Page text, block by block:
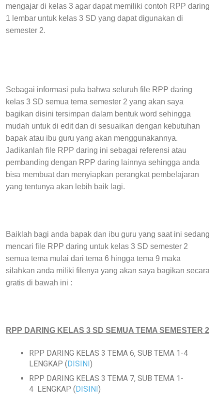
mengajar di kelas 3 agar dapat memiliki contoh RPP daring
1 lembar untuk kelas 3 SD yang dapat digunakan di
semester 2.
Sebagai informasi pula bahwa seluruh file RPP daring
kelas 3 SD semua tema semester 2 yang akan saya
bagikan disini tersimpan dalam bentuk word sehingga
mudah untuk di edit dan di sesuaikan dengan kebutuhan
bapak atau ibu guru yang akan menggunakannya.
Jadikanlah file RPP daring ini sebagai referensi atau
pembanding dengan RPP daring lainnya sehingga anda
bisa membuat dan menyiapkan perangkat pembelajaran
yang tentunya akan lebih baik lagi.
Baiklah bagi anda bapak dan ibu guru yang saat ini sedang
mencari file RPP daring untuk kelas 3 SD semester 2
semua tema mulai dari tema 6 hingga tema 9 maka
silahkan anda miliki filenya yang akan saya bagikan secara
gratis di bawah ini :
RPP DARING KELAS 3 SD SEMUA TEMA SEMESTER 2
RPP DARING KELAS 3 TEMA 6, SUB TEMA 1-4
LENGKAP (DISINI)
RPP DARING KELAS 3 TEMA 7, SUB TEMA 1-
4 LENGKAP (DISINI)